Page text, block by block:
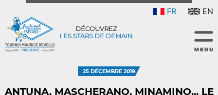
FR EN
DÉCOUVREZ
LES STARS DE DEMAIN
25 DÉCEMBRE 2019
ANTUNA, MASCHERANO, MINAMINO... LE